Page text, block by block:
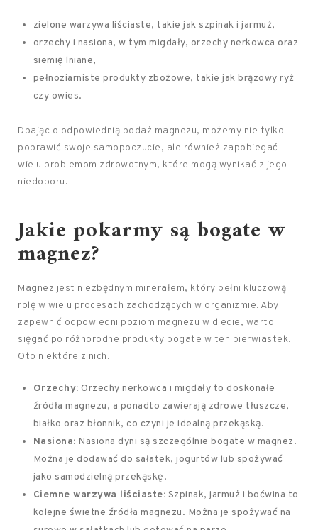
zielone warzywa liściaste, takie jak szpinak i jarmuż,
orzechy i nasiona, w tym migdały, orzechy nerkowca oraz
siemię lniane,
pełnoziarniste produkty zbożowe, takie jak brązowy ryż
czy owies.
Dbając o odpowiednią podaż magnezu, możemy nie tylko
poprawić swoje samopoczucie, ale również zapobiegać
wielu problemom zdrowotnym, które mogą wynikać z jego
niedoboru.
Jakie pokarmy są bogate w
magnez?
Magnez jest niezbędnym minerałem, który pełni kluczową
rolę w wielu procesach zachodzących w organizmie. Aby
zapewnić odpowiedni poziom magnezu w diecie, warto
sięgać po różnorodne produkty bogate w ten pierwiastek.
Oto niektóre z nich:
Orzechy: Orzechy nerkowca i migdały to doskonałe
źródła magnezu, a ponadto zawierają zdrowe tłuszcze,
białko oraz błonnik, co czyni je idealną przekąską.
Nasiona: Nasiona dyni są szczególnie bogate w magnez.
Można je dodawać do sałatek, jogurtów lub spożywać
jako samodzielną przekąskę.
Ciemne warzywa liściaste: Szpinak, jarmuż i boćwina to
kolejne świetne źródła magnezu. Można je spożywać na